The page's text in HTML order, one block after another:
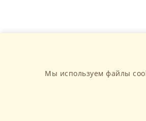
Мы используем файлы